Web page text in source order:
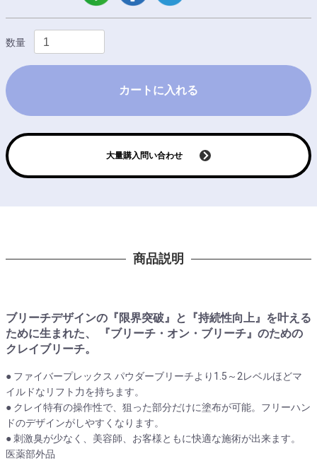
数量
カートに入れる
大量購入問い合わせ
商品説明
ブリーチデザインの『限界突破』と『持続性向上』を叶える
ために生まれた、 『ブリーチ・オン・ブリーチ』のための
クレイブリーチ。
● ファイバープレックス パウダーブリーチより1.5～2レベルほどマ
イルドなリフト力を持ちます。
● クレイ特有の操作性で、狙った部分だけに塗布が可能。フリーハン
ドのデザインがしやすくなります。
● 刺激臭が少なく、美容師、お客様ともに快適な施術が出来ます。
医薬部外品